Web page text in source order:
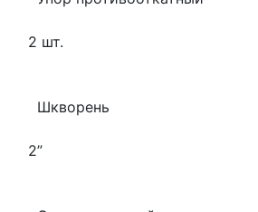
      2 шт.
        Шкворень
      2”